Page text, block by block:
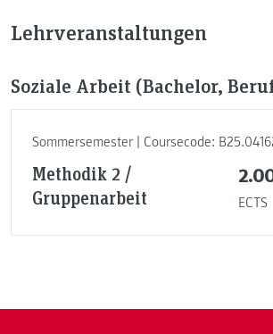
Lehrveranstaltungen
Soziale Arbeit (Bachelor,
Sommersemester | Coursecode:
Methodik 2 /
Gruppenarbeit
ECTS